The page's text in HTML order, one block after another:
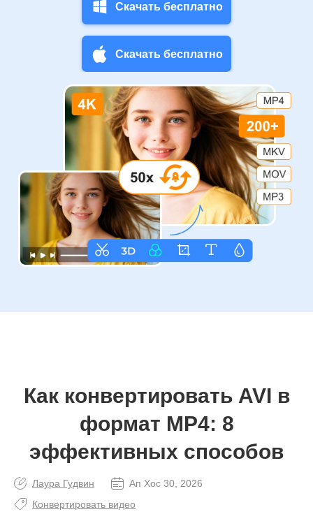
Скачать бесплатно
Скачать бесплатно
Как конвертировать AVI в
формат MP4: 8
эффективных способов
Лаура Гудвин
Ап Хос 30, 2026
Конвертировать видео